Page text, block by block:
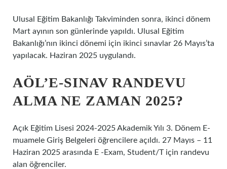
Ulusal Eğitim Bakanlığı Takviminden sonra, ikinci dönem
Mart ayının son günlerinde yapıldı. Ulusal Eğitim
Bakanlığı’nın ikinci dönemi için ikinci sınavlar 26 Mayıs’ta
yapılacak. Haziran 2025 uygulandı.
AÖL’E-SINAV RANDEVU
ALMA NE ZAMAN 2025?
Açık Eğitim Lisesi 2024-2025 Akademik Yılı 3. Dönem E-
muamele Giriş Belgeleri öğrencilere açıldı. 27 Mayıs – 11
Haziran 2025 arasında E -Exam, Student/T için randevu
alan öğrenciler.